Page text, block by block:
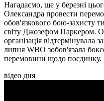
Нагадаємо, ще у березні
Олександра провести
обов'язкового бою-захисту
світу Джозефом Паркером.
організація відтермінувала
липня WBO зобов'язала
перемовини щодо поєдинку.
відео дня